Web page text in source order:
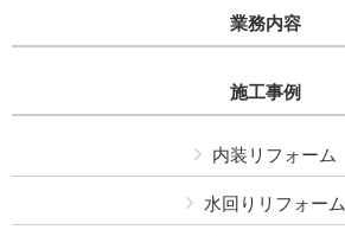
業務内容
施工事例
内装リフォーム
水回りリフォーム